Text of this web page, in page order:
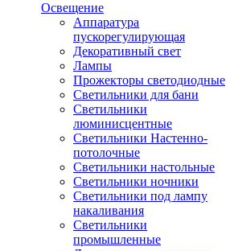
Освещение
Аппаратура
пускорегулирующая
Декоративный свет
Лампы
Прожекторы светодиодные
Светильники для бани
Светильники
люминисцентные
Светильники Настенно-
потолочные
Светильники настольные
Светильники ночники
Светильники под лампу
накаливания
Светильники
промышленные